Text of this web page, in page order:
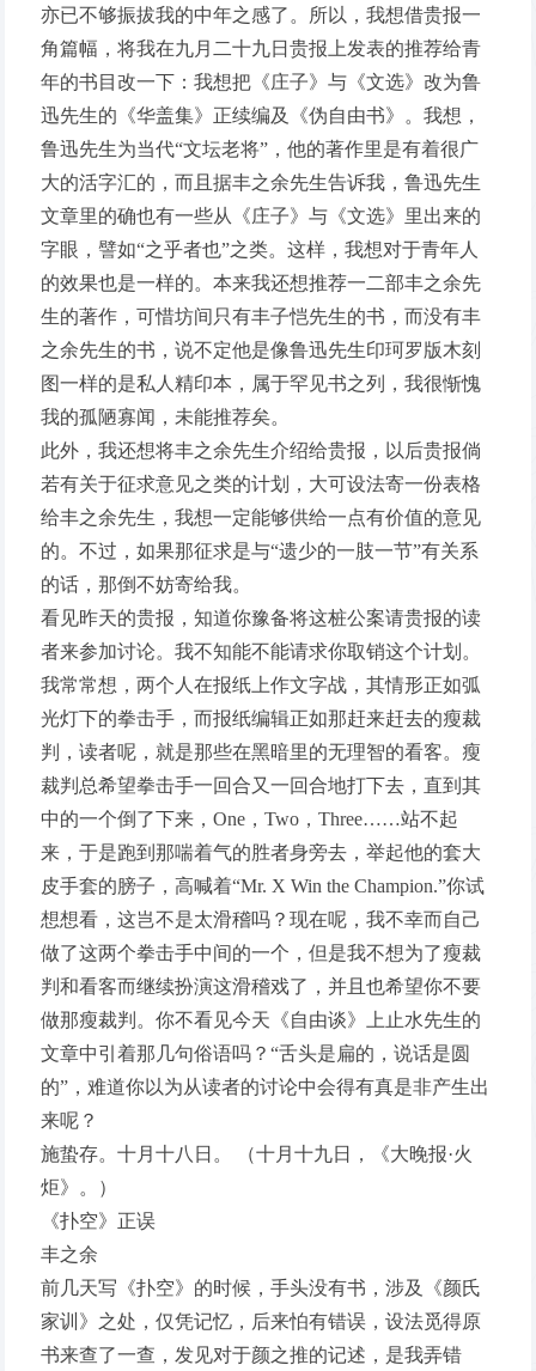
亦已不够振拔我的中年之感了。所以，我想借贵报一
角篇幅，将我在九月二十九日贵报上发表的推荐给青
年的书目改一下：我想把《庄子》与《文选》改为鲁
迅先生的《华盖集》正续编及《伪自由书》。我想，
鲁迅先生为当代“文坛老将”，他的著作里是有着很广
大的活字汇的，而且据丰之余先生告诉我，鲁迅先生
文章里的确也有一些从《庄子》与《文选》里出来的
字眼，譬如“之乎者也”之类。这样，我想对于青年人
的效果也是一样的。本来我还想推荐一二部丰之余先
生的著作，可惜坊间只有丰子恺先生的书，而没有丰
之余先生的书，说不定他是像鲁迅先生印珂罗版木刻
图一样的是私人精印本，属于罕见书之列，我很惭愧
我的孤陋寡闻，未能推荐矣。
此外，我还想将丰之余先生介绍给贵报，以后贵报倘
若有关于征求意见之类的计划，大可设法寄一份表格
给丰之余先生，我想一定能够供给一点有价值的意见
的。不过，如果那征求是与“遗少的一肢一节”有关系
的话，那倒不妨寄给我。
看见昨天的贵报，知道你豫备将这桩公案请贵报的读
者来参加讨论。我不知能不能请求你取销这个计划。
我常常想，两个人在报纸上作文字战，其情形正如弧
光灯下的拳击手，而报纸编辑正如那赶来赶去的瘦裁
判，读者呢，就是那些在黑暗里的无理智的看客。瘦
裁判总希望拳击手一回合又一回合地打下去，直到其
中的一个倒了下来，One，Two，Three……站不起
来，于是跑到那喘着气的胜者身旁去，举起他的套大
皮手套的膀子，高喊着“Mr. X Win the Champion.”你试
想想看，这岂不是太滑稽吗？现在呢，我不幸而自己
做了这两个拳击手中间的一个，但是我不想为了瘦裁
判和看客而继续扮演这滑稽戏了，并且也希望你不要
做那瘦裁判。你不看见今天《自由谈》上止水先生的
文章中引着那几句俗语吗？“舌头是扁的，说话是圆
的”，难道你以为从读者的讨论中会得有真是非产生出
来呢？
施蛰存。十月十八日。 （十月十九日，《大晚报·火
炬》。）
《扑空》正误
丰之余
前几天写《扑空》的时候，手头没有书，涉及《颜氏
家训》之处，仅凭记忆，后来怕有错误，设法觅得原
书来查了一查，发见对于颜之推的记述，是我弄错